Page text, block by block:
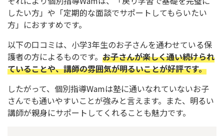
したい方」や「定期的な面談でサポートしてもらいたい
方」におすすめです。
以下の口コミは、小学3年生のお子さんを通わせている保
護者の方によるものです。 お子さんが楽しく通い続けられ
ていることや、講師の雰囲気が明るいことが好評です。
したがって、個別指導Wamは塾に通いなれていないお子
さんでも通いやすいことが強みと言えます。また、明るい
講師が親身にサポートしてくれることも魅力です。